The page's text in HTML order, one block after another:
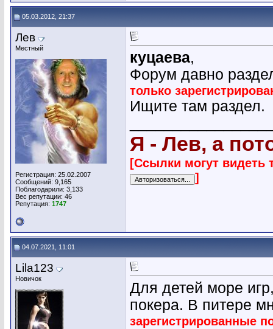
05.03.2012, 21:37
Лев
Местный
Регистрация: 25.02.2007
Сообщений: 9,165
Поблагодарили: 3,133
Вес репутации: 46
Репутация: 1747
куцаева,
Форум давно
только
Ищите там раздел.
Я - Лев, а
[Ссылки могут видеть
]
04.07.2021, 11:01
Lila123
Новичок
Для детей море
покера. В питере
зарегистрированные